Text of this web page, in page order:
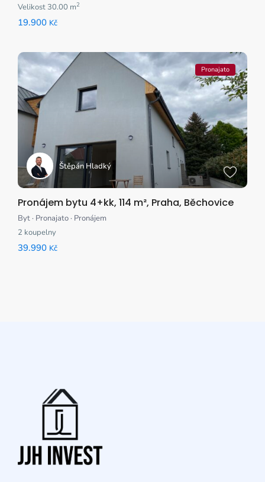
Velikost 30.00 m2
19.900 Kč
Pronajato
Štěpán Hladký
Pronájem bytu 4+kk, 114 m², Praha, Běchovice
Byt· Pronajato· Pronájem
2 koupelny
39.990 Kč